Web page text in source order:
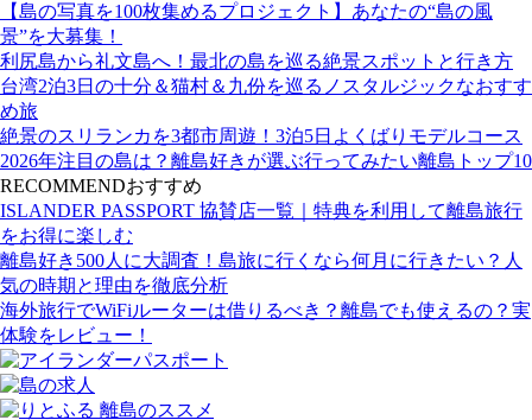
【島の写真を100枚集めるプロジェクト】あなたの“島の風
景”を大募集！
利尻島から礼文島へ！最北の島を巡る絶景スポットと行き方
台湾2泊3日の十分＆猫村＆九份を巡るノスタルジックなおすす
め旅
絶景のスリランカを3都市周遊！3泊5日よくばりモデルコース
2026年注目の島は？離島好きが選ぶ行ってみたい離島トップ10
RECOMMENDおすすめ
ISLANDER PASSPORT 協賛店一覧｜特典を利用して離島旅行
をお得に楽しむ
離島好き500人に大調査！島旅に行くなら何月に行きたい？人
気の時期と理由を徹底分析
海外旅行でWiFiルーターは借りるべき？離島でも使えるの？実
体験をレビュー！